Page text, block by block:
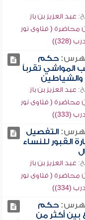
عبد العزيز بن باز
محاضرة ( فتاوى نور
(328))
حكم
المواشي تقرباً
عبد العزيز بن باز
محاضرة ( فتاوى نور
(333))
التفصيل
القبور للنساء
عبد العزيز بن باز
محاضرة ( فتاوى نور
(334))
حكم
بين أكثر من